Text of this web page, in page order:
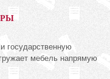
государственную
мебель напрямую